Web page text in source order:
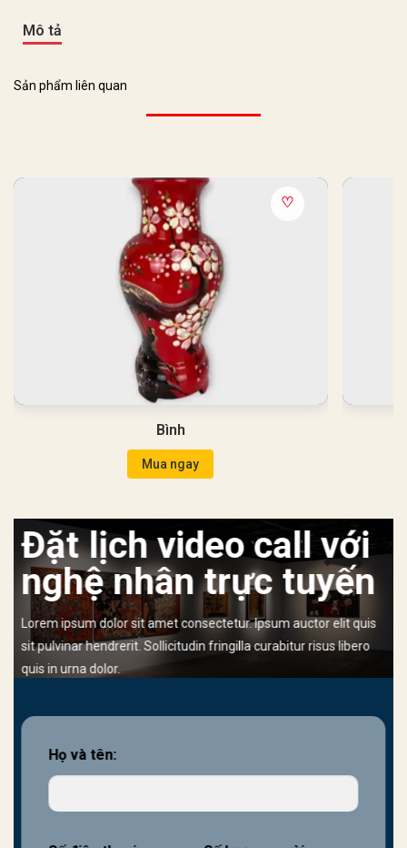
Mô tả
Sản phẩm liên quan
♡
Bình
Mua ngay
Đặt lịch video call với
nghệ nhân trực tuyến
Lorem ipsum dolor sit amet consectetur. Ipsum auctor elit quis
sit pulvinar hendrerit. Sollicitudin fringilla curabitur risus libero
quis in urna dolor.
Họ và tên: